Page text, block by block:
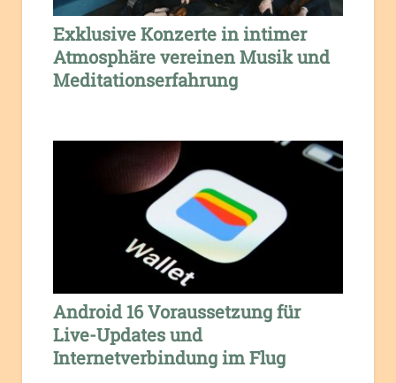
Exklusive Konzerte in intimer
Atmosphäre vereinen Musik und
Meditationserfahrung
Android 16 Voraussetzung für
Live-Updates und
Internetverbindung im Flug